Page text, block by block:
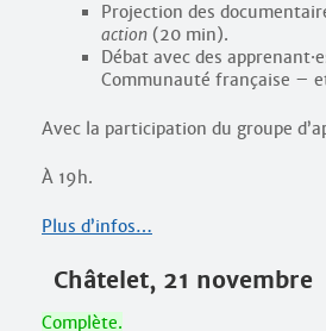
Projection des
action (20 min).
Débat avec des apprenant·
Communauté française –
Avec la participation du groupe
À 19h.
Plus d’infos…
Châtelet, 21 novembre
Complète.